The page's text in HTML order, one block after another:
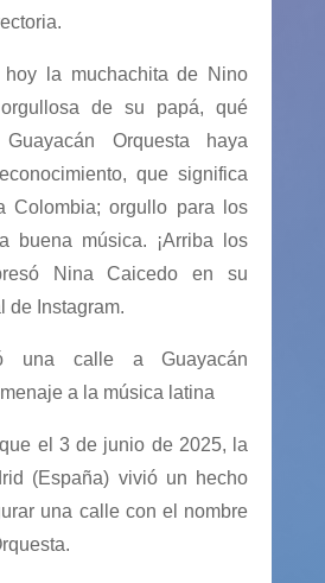
hoy la muchachita de Nino
de su papá, qué
Orquesta haya
que significa
Colombia; orgullo para los
buena música. ¡Arriba los
Nina Caicedo en su
de Instagram.
una calle a Guayacán
a la música latina
el 3 de junio de 2025, la
(España) vivió un hecho
una calle con el nombre